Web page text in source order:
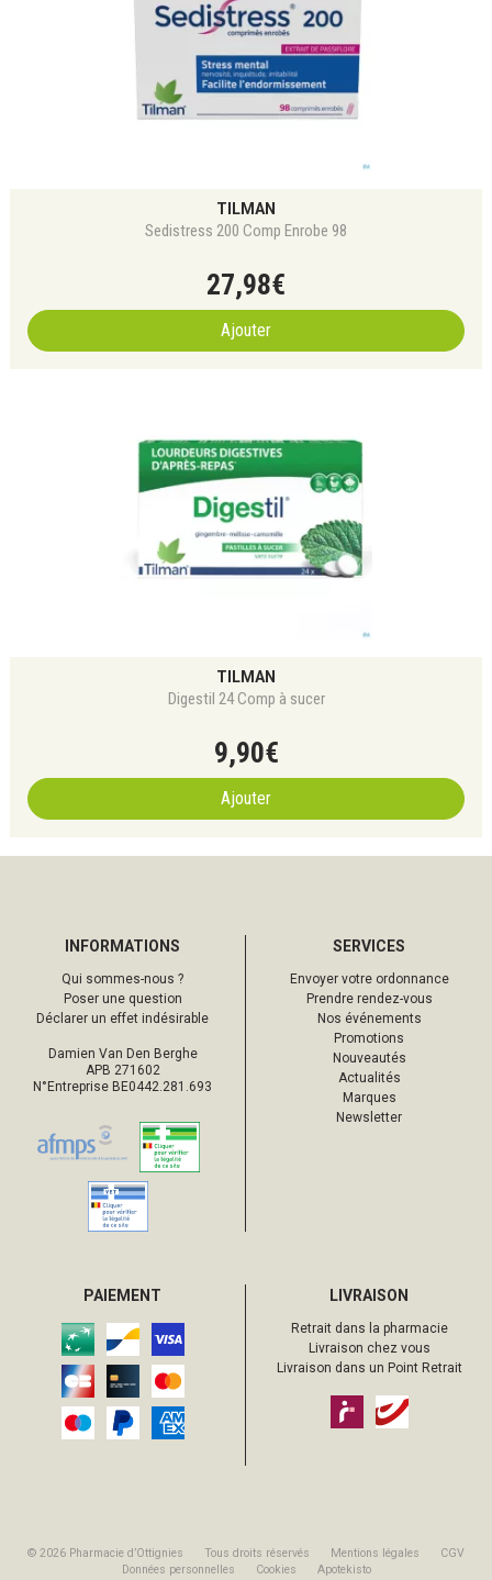
TILMAN
Sedistress 200 Comp Enrobe 98
27,98€
Ajouter
TILMAN
Digestil 24 Comp à sucer
9,90€
Ajouter
INFORMATIONS
Qui sommes-nous ?
Poser une question
Déclarer un effet indésirable
Damien Van Den Berghe
APB 271602
N°Entreprise BE0442.281.693
SERVICES
Envoyer votre ordonnance
Prendre rendez-vous
Nos événements
Promotions
Nouveautés
Actualités
Marques
Newsletter
PAIEMENT LIVRAISON
Retrait dans la pharmacie
Livraison chez vous
Livraison dans un Point Retrait
© 2026 Pharmacie d’Ottignies Tous droits réservés Mentions légales
CGV
Données personnelles
Cookies Apotekisto